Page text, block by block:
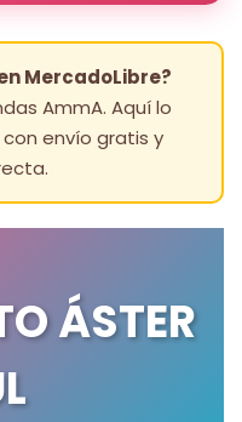
MercadoLibre?
AmmA. Aquí lo
envío gratis y
ÁSTER